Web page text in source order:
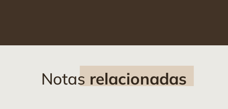
Notas relacionadas